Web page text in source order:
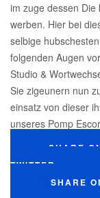
im zuge dessen Die
werben. Hier bei
selbige
folgenden Augen
Studio &
Sie zigeunern nun
einsatz von dieser
unseres Pomp
SHARE
TWITTER
SHARE